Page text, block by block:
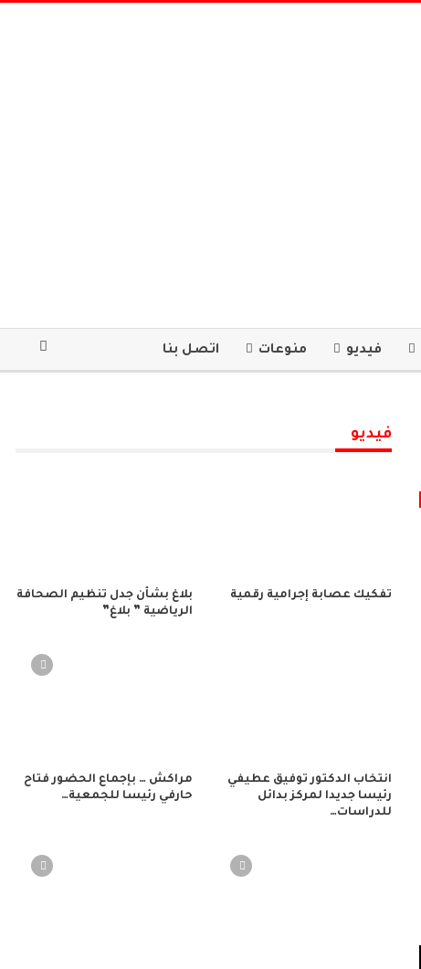
فيديو منوعات اتصل بنا
فيديو
تفكيك عصابة إجرامية رقمية
بلاغ بشأن جدل تنظيم الصحافة
الرياضية ” بلاغ”
انتخاب الدكتور توفيق عطيفي
رئيسا جديدا لمركز بدائل
للدراسات…
مراكش … بإجماع الحضور فتاح
حارفي رئيسا للجمعية…